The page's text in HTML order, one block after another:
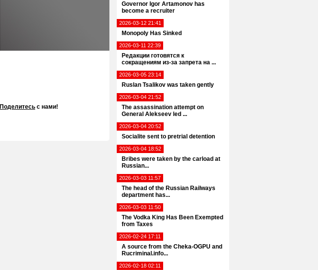
Governor Igor Artamonov has
become a recruiter
2026-03-12 21:41
Monopoly Has Sinked
2026-03-11 22:39
Редакции готовятся к
сокращениям из-за запрета на ...
2026-03-05 23:14
Ruslan Tsalikov was taken gently
2026-03-04 21:52
The assassination attempt on
General Alekseev led ...
2026-03-04 20:52
Socialite sent to pretrial detention
2026-03-04 18:52
Bribes were taken by the carload at
Russian...
2026-03-03 11:57
The head of the Russian Railways
department has...
2026-03-03 11:50
The Vodka King Has Been Exempted
from Taxes
2026-02-24 17:11
A source from the Cheka-OGPU and
Rucriminal.info...
2026-02-18 02:11
Поделитесь с нами!